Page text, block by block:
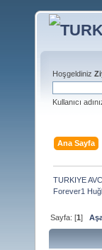
Hoşgeldiniz
Kullanıcı
Ana Sayfa
TURKIYE
Forever1
Sayfa: [1]